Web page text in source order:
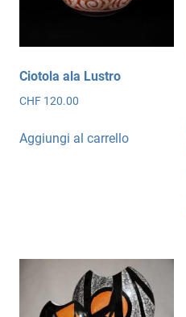
Ciotola ala Lustro
CHF 120.00
Aggiungi al carrello